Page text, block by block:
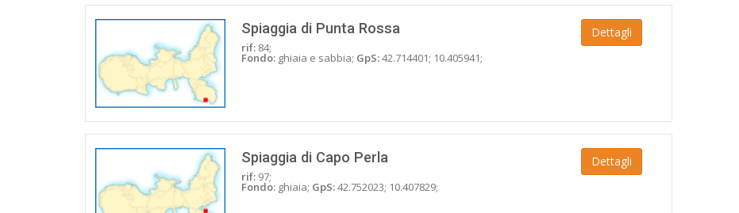
Spiaggia di Punta Rossa
rif:84;
Fondo:ghiaia e sabbia; GpS:42.714401; 10.405941;
Dettagli
Spiaggia di Capo Perla
rif:97;
Fondo:ghiaia; GpS:42.752023; 10.407829;
Dettagli